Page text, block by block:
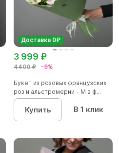
Доставка 0₽
4400 ₽ -9%
3 999 ₽
Букет из розовых французских
роз и альстромерии - М в ф...
Купить В 1 клик